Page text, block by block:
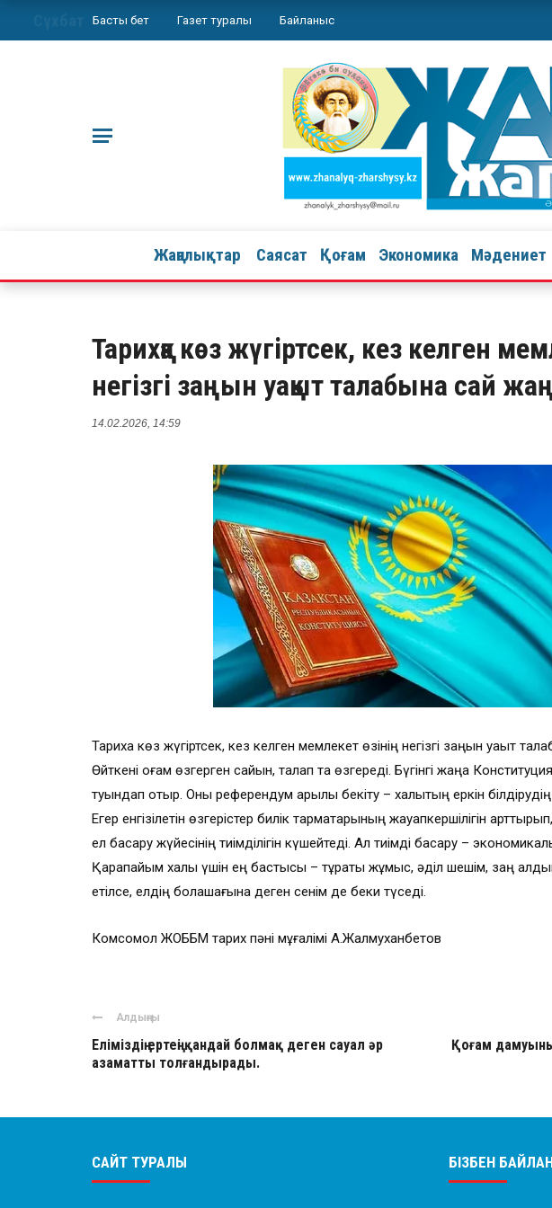
Басты бет Газет туралы Байланыс
Жаңалықтар Саясат Қоғам Экономика Мәдениет
Тарихқа көз жүгіртсек, кез келген
негізгі заңын уақыт талабына сай
14.02.2026, 14:59
Тарихқа көз жүгіртсек, кез келген мемлекет өзінің негізгі заңын уақыт
Өйткені қоғам өзгерген сайын, талап та өзгереді. Бүгінгі жаңа
туындап отыр. Оны референдум арқылы бекіту – халықтың еркін
Егер енгізілетін өзгерістер билік тармақтарының жауапкершілігін
ел басқару жүйесінің тиімділігін күшейтеді. Ал тиімді басқару –
Қарапайым халық үшін ең бастысы – тұрақты жұмыс, әділ шешім, заң
етілсе, елдің болашағына деген сенім де беки түседі.
Комсомол ЖОББМ тарих пәні мұғалімі А.Жалмуханбетов
Алдыңғы
Еліміздің ертеңі қандай болмақ деген сауал әр
азаматты толғандырады.
Қоғам
САЙТ ТУРАЛЫ БІЗБЕН